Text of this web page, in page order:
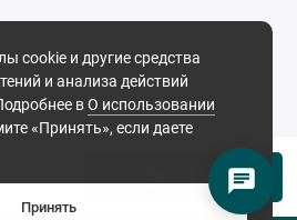
В корзину
cookie и другие средства
и анализа действий
вО использовании
«Принять», если даете
Принять